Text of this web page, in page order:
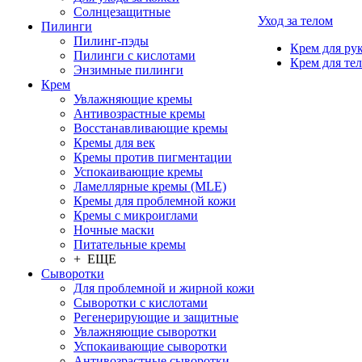
Солнцезащитные
Пилинги
Пилинг-пэды
Пилинги с кислотами
Энзимные пилинги
Крем
Увлажняющие кремы
Антивозрастные кремы
Восстанавливающие кремы
Кремы для век
Кремы против пигментации
Успокаивающие кремы
Ламеллярные кремы (MLE)
Кремы для проблемной кожи
Кремы с микроиглами
Ночные маски
Питательные кремы
+ ЕЩЕ
Сыворотки
Для проблемной и жирной кожи
Сыворотки с кислотами
Регенерирующие и защитные
Увлажняющие сыворотки
Успокаивающие сыворотки
Уход за телом
Крем для
Крем для